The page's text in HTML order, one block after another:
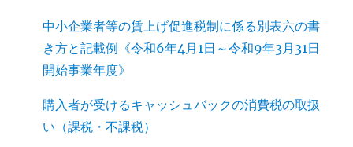
中小企業者等の賃上げ促進税制に係る別表六の書
き方と記載例《令和6年4月1日～令和9年3月31日
開始事業年度》
購入者が受けるキャッシュバックの消費税の取扱
い（課税・不課税）